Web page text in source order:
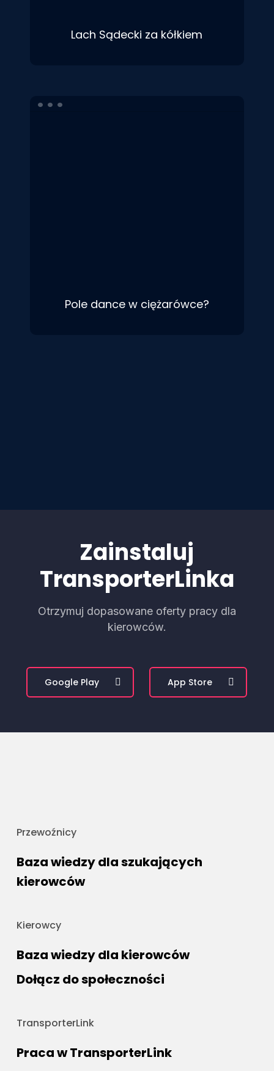
Lach Sądecki za kółkiem
Pole dance w ciężarówce?
Zainstaluj
TransporterLinka
Otrzymuj dopasowane oferty pracy dla
kierowców.
Google Play App Store
Przewoźnicy
Baza wiedzy dla szukających
kierowców
Kierowcy
Baza wiedzy dla kierowców
Dołącz do społeczności
TransporterLink
Praca w TransporterLink